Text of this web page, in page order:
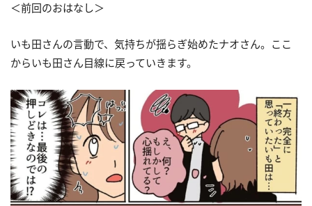
＜前回のおはなし＞
いも田さんの言動で、気持ちが揺らぎ始めたナオさん。ここ
からいも田さん目線に戻っていきます。